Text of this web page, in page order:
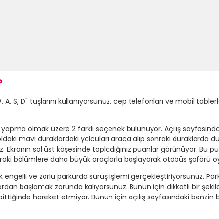
S, D" tuşlarını kullanıyorsunuz, cep telefonları ve mobil
olmak üzere 2 farklı seçenek bulunuyor. Açılış
mavi duraklardaki yolcuları araca alıp sonraki duraklarda
Ekranın sol üst köşesinde topladığınız puanlar görünüyor. Bu
bölümlere daha büyük araçlarla başlayarak otobüs şoförü
engelli ve zorlu parkurda sürüş işlemi gerçekleştiriyorsunuz.
başlamak zorunda kalıyorsunuz. Bunun için dikkatli bir
hareket etmiyor. Bunun için açılış sayfasındaki